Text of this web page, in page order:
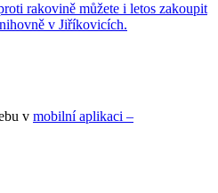
rakovině můžete i letos zakoupit
v Jiříkovicích.
v mobilní aplikaci –